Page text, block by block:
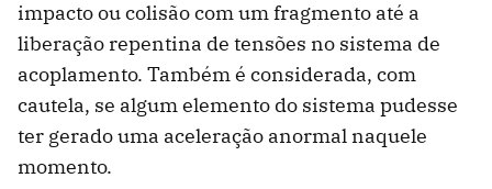
impacto ou colisão com um fragmento até a
liberação repentina de tensões no sistema de
acoplamento. Também é considerada, com
cautela, se algum elemento do sistema pudesse
ter gerado uma aceleração anormal naquele
momento.